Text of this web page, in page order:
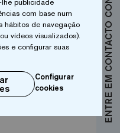
ENTRE EM CONTACTO CONNOSCO
com base num
hábitos de navegação
vídeos visualizados).
e configurar suas
Configurar
cookies